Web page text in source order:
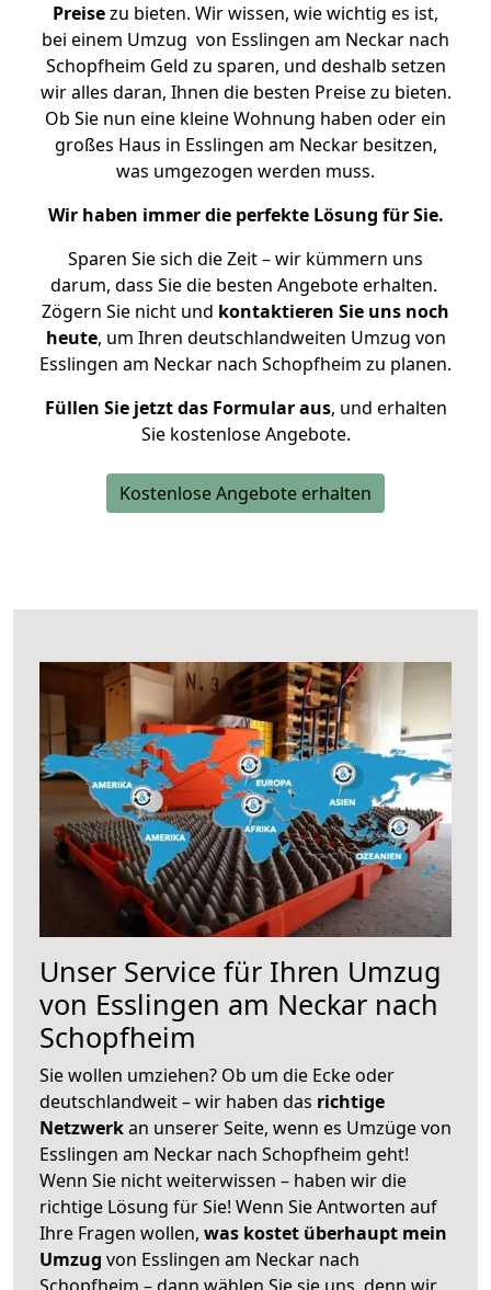
Preisezu bieten. Wir wissen, wie wichtig es ist,
bei einem Umzug von Esslingen am Neckar nach
Schopfheim Geld zu sparen, und deshalb setzen
wir alles daran, Ihnen die besten Preise zu bieten.
Ob Sie nun eine kleine Wohnung haben oder ein
großes Haus in Esslingen am Neckar besitzen,
was umgezogen werden muss.
Wir haben immer die perfekte Lösung für Sie.
Sparen Sie sich die Zeit – wir kümmern uns
darum, dass Sie die besten Angebote erhalten.
Zögern Sie nicht und kontaktieren Sie uns noch
heute, um Ihren deutschlandweiten Umzug von
Esslingen am Neckar nach Schopfheim zu planen.
Füllen Sie jetzt das Formular aus, und erhalten
Sie kostenlose Angebote.
Kostenlose Angebote erhalten
Unser Service für Ihren Umzug
von Esslingen am Neckar nach
Schopfheim
Sie wollen umziehen? Ob um die Ecke oder
deutschlandweit – wir haben das richtige
Netzwerkan unserer Seite, wenn es Umzüge von
Esslingen am Neckar nach Schopfheim geht!
Wenn Sie nicht weiterwissen – haben wir die
richtige Lösung für Sie! Wenn Sie Antworten auf
Ihre Fragen wollen, was kostet überhaupt mein
Umzug von Esslingen am Neckar nach